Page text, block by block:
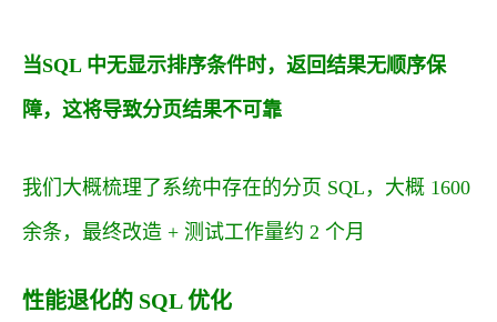
当SQL 中无显示排序条件时，返回结果无顺序保
障，这将导致分页结果不可靠
我们大概梳理了系统中存在的分页 SQL，大概 1600
余条，最终改造 + 测试工作量约 2 个月
性能退化的 SQL 优化